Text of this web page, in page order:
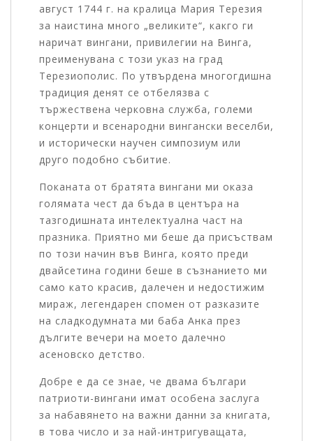
август 1744 г. на кралица Мария Терезия
за наистина много „великите“, какго ги
наричат вингани, привилегии на Винга,
преименувана с този указ на град
Терезиополис. По утвърдена многогдишна
традиция денят се отбелязва с
тържествена черковна служба, големи
концерти и всенародни вингански веселби,
и исторически научен симпозиум или
друго подобно събитие.
Поканата от братята вингани ми оказа
голямата чест да бъда в центъра на
тазгодишната интелектуална част на
празника. Приятно ми беше да присъствам
по този начин във Винга, която преди
двайсетина години беше в съзнанието ми
само като красив, далечен и недостижим
мираж, легендарен спомен от разказите
на сладкодумната ми баба Анка през
дългите вечери на моето далечно
асеновско детство.
Добре е да се знае, че двама българи
патриоти-вингани имат особена заслуга
за набавянето на важни данни за книгата,
в това число и за най-интригуващата,